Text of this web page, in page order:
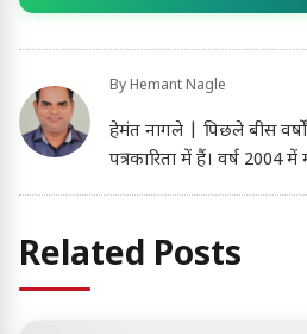
By Hemant Nagle
हेमंत नागले | पिछले बीस
पत्रकारिता में हैं। वर्ष 2004
Related Posts